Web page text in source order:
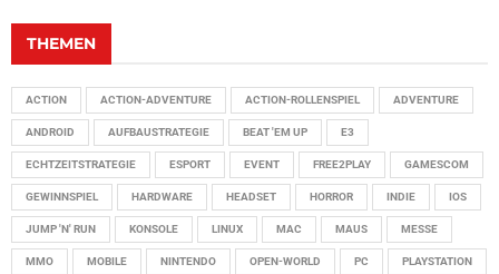
THEMEN
ACTION ACTION-ADVENTURE ACTION-ROLLENSPIEL ADVENTURE
ANDROID AUFBAUSTRATEGIE BEAT 'EM UP E3
ECHTZEITSTRATEGIE ESPORT EVENT FREE2PLAY GAMESCOM
GEWINNSPIEL HARDWARE HEADSET HORROR INDIE IOS
JUMP 'N' RUN KONSOLE LINUX MAC MAUS MESSE
MMO MOBILE NINTENDO OPEN-WORLD PC PLAYSTATION